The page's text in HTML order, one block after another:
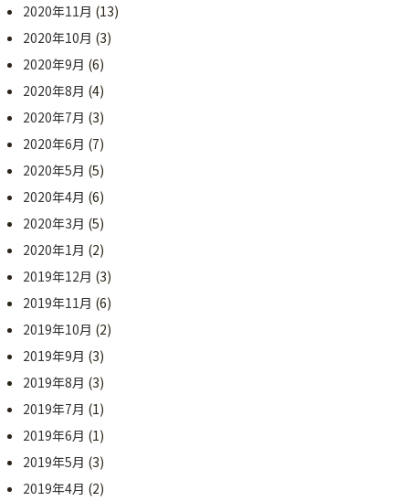
2020年11月 (13)
2020年10月 (3)
2020年9月 (6)
2020年8月 (4)
2020年7月 (3)
2020年6月 (7)
2020年5月 (5)
2020年4月 (6)
2020年3月 (5)
2020年1月 (2)
2019年12月 (3)
2019年11月 (6)
2019年10月 (2)
2019年9月 (3)
2019年8月 (3)
2019年7月 (1)
2019年6月 (1)
2019年5月 (3)
2019年4月 (2)